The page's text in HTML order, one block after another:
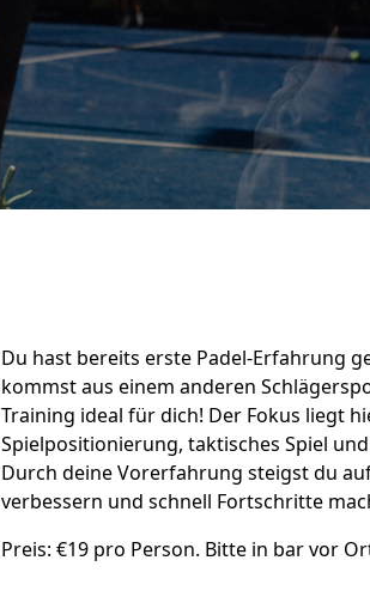
Du hast bereits erste Padel-Erfahrung
kommst aus einem anderen
Training ideal für dich! Der Fokus liegt
Spielpositionierung, taktisches Spiel
Durch deine Vorerfahrung steigst du
verbessern und schnell Fortschritte
Preis: €19 pro Person. Bitte in bar vor